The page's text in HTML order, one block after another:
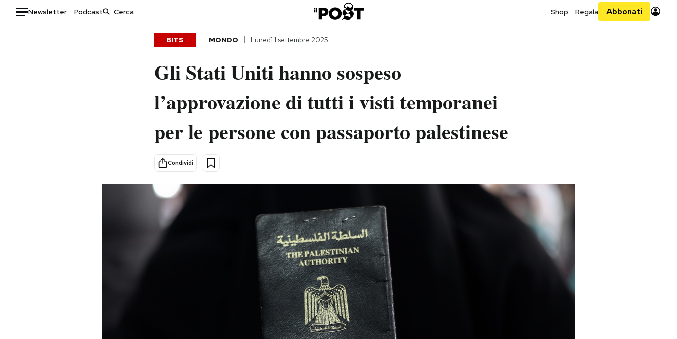
Newsletter Podcast Shop Regala Abbonati
Ok Boomer!
Altrecose
Mondiali calcio 2026
BITS MONDO Lunedì 1 settembre 2025
Gli Stati Uniti hanno sospeso
l’approvazione di tutti i visti temporanei
per le persone con passaporto palestinese
Condividi